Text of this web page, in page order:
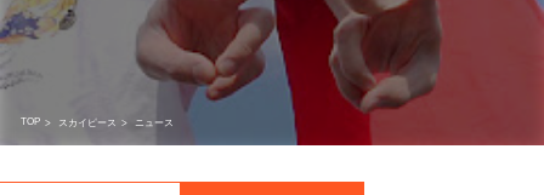
TOP > スカイピース > ニュース